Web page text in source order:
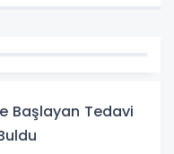
Başlayan Tedavi